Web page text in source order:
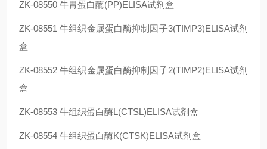
ZK-08550 牛胃蛋白酶(PP)ELISA试剂盒
ZK-08551 牛组织金属蛋白酶抑制因子3(TIMP3)ELISA试剂
盒
ZK-08552 牛组织金属蛋白酶抑制因子2(TIMP2)ELISA试剂
盒
ZK-08553 牛组织蛋白酶L(CTSL)ELISA试剂盒
ZK-08554 牛组织蛋白酶K(CTSK)ELISA试剂盒